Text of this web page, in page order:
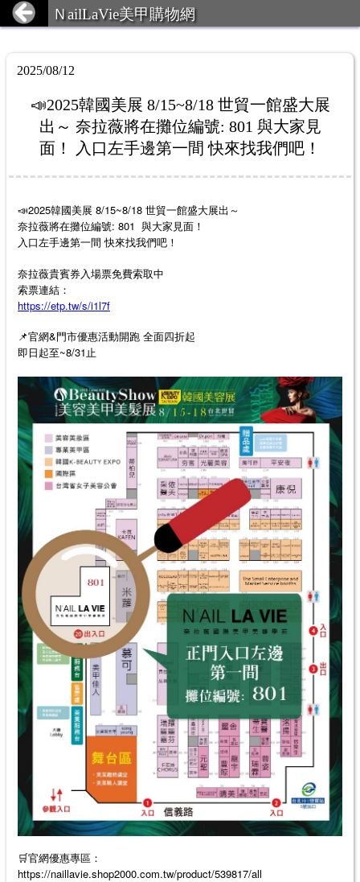
ＮailLaVie美甲購物網
2025/08/12
📣2025韓國美展 8/15~8/18 世貿一館盛大展
出～ 奈拉薇將在攤位編號: 801 與大家見
面！ 入口左手邊第一間 快來找我們吧！
📣2025韓國美展 8/15~8/18 世貿一館盛大展出～
奈拉薇將在攤位編號: 801 與大家見面！
入口左手邊第一間 快來找我們吧！
奈拉薇貴賓券入場票免費索取中
索票連結：
https://etp.tw/s/i1l7f
📌官網&門市優惠活動開跑 全面四折起
即日起至~8/31止
🛒官網優惠專區：
https://naillavie.shop2000.com.tw/product/539817/all